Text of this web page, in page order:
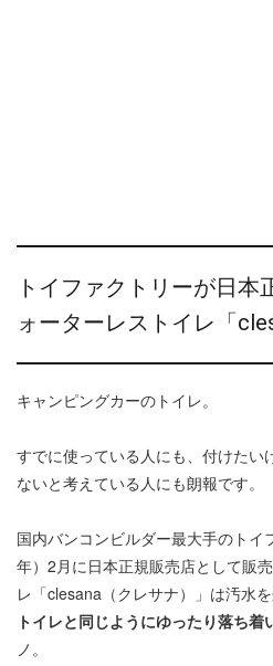
トイファクトリーが日本
ォーターレストイレ「
キャンピングカーのトイレ。
すでに使っている人にも、付けたい
ないと考えている人にも朗報です。
国内バンコンビルダー最大手のト
年）2月に日本正規販売店として販
レ「clesana（クレサナ）」は汚水を
トイレと同じようにゆったり落ち着
ノ。